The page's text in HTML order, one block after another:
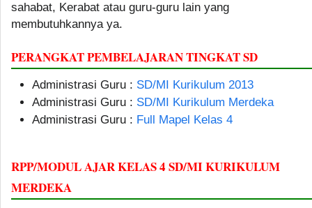
sahabat, Kerabat atau guru-guru lain yang
membutuhkannya ya.
PERANGKAT PEMBELAJARAN TINGKAT SD
Administrasi Guru : SD/MI Kurikulum 2013
Administrasi Guru : SD/MI Kurikulum Merdeka
Administrasi Guru : Full Mapel Kelas 4
RPP/MODUL AJAR KELAS 4 SD/MI KURIKULUM
MERDEKA